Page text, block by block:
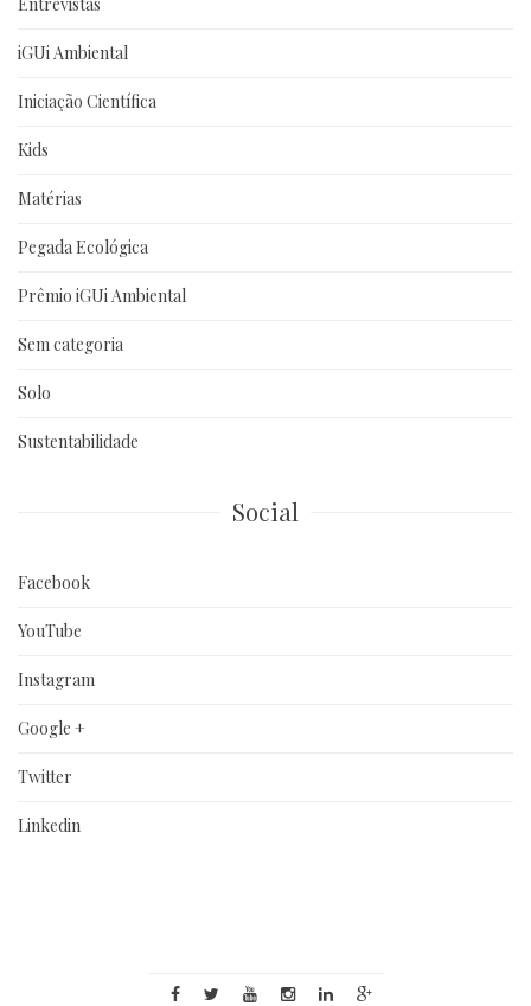
iGUi Ambiental
Iniciação Científica
Kids
Matérias
Pegada Ecológica
Prêmio iGUi Ambiental
Sem categoria
Solo
Sustentabilidade
Social
Facebook
YouTube
Instagram
Google +
Twitter
Linkedin